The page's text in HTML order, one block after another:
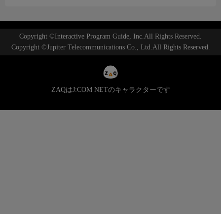
Copyright ©Interactive Program Guide, Inc.All Rights Reserved.
Copyright ©Jupiter Telecommunications Co., Ltd.All Rights Reserved.
ZAQはJ:COM NETのキャラクターです